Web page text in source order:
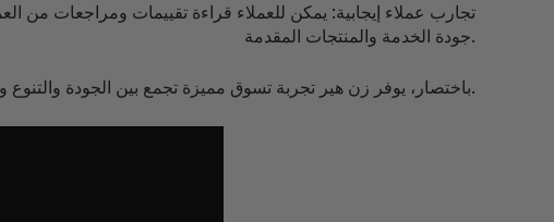
تجارب عملاء إيجابية: يمكن للعملاء قراءة تقييمات ومراجعات من
جودة الخدمة والمنتجات المقدمة.
باختصار، يوفر زن هير تجربة تسوق مميزة تجمع بين الجودة والتنوع والخدمة الممتازة، مما يجعلها وجهة مثالية للباحثين عن تحسين إطلالتهم وزيادة ثقتهم بأنفسهم.